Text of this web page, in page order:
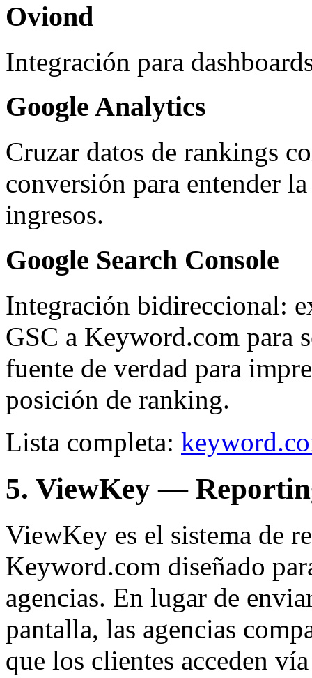
Oviond
Integración para
Google Analytics
Cruzar datos de rankings
conversión para entender
ingresos.
Google Search Console
Integración bidireccional:
GSC a Keyword.com para
fuente de verdad para
posición de ranking.
Lista completa:
5. ViewKey —
ViewKey es el sistema de
Keyword.com diseñado
agencias. En lugar de
pantalla, las agencias
que los clientes acceden